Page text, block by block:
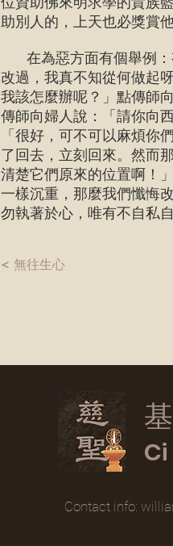
助別人的，上天也必獎賞
在為惡方面有個舉例：
改過，我真不知從何做起
我該怎麼辦呢？」點傳師
傳師向婦人說：「請你向
「很好，可不可以麻煩你
了回去，立刻回來。然而
清楚它們原來的位置啊！
一樣沉重，那麼我們懺悔
勿執著於心，唯有不自私
< 無往生心
Contact info: